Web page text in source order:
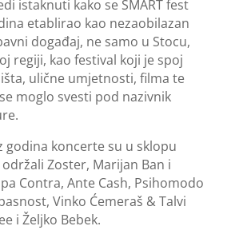
istaknuti kako se SMART fest
etablirao kao nezaobilazan
događaj, ne samo u Stocu,
regiji, kao festival koji je spoj
ulične umjetnosti, filma te
moglo svesti pod nazivnik
godina koncerte su u sklopu
održali Zoster, Marijan Ban i
Contra, Ante Cash, Psihomodo
Vinko Ćemeraš & Talvi
i Željko Bebek.